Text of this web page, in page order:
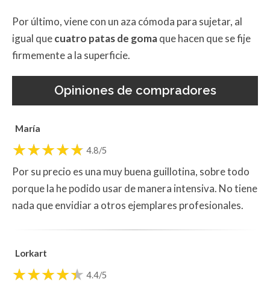
Por último, viene con un aza cómoda para sujetar, al
igual quecuatro patas de gomaque hacen que se fije
firmemente a la superficie.
Opiniones de compradores
María
4.8/5
Por su precio es una muy buena guillotina, sobre todo
porque la he podido usar de manera intensiva. No tiene
nada que envidiar a otros ejemplares profesionales.
Lorkart
4.4/5